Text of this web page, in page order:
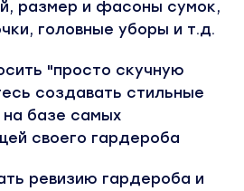
размер и фасоны сумок,
головные уборы и т.д.
"просто скучную
создавать стильные
базе самых
своего гардероба
ревизию гардероба и